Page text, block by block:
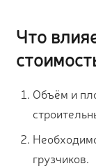
Что
Объём и
грузчиков.